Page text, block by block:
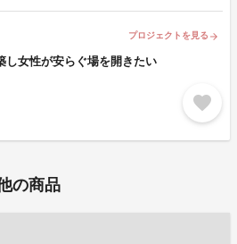
プロジェクトを見る arrow_forward
し女性が安らぐ場を開きたい
favorite
の商品